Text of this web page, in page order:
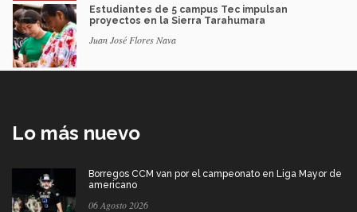
Estudiantes de 5 campus Tec impulsan
proyectos en la Sierra Tarahumara
Juan José Flores Nava
Lo más nuevo
Borregos CCM van por el campeonato en Liga Mayor de
americano
06 Agosto 2026